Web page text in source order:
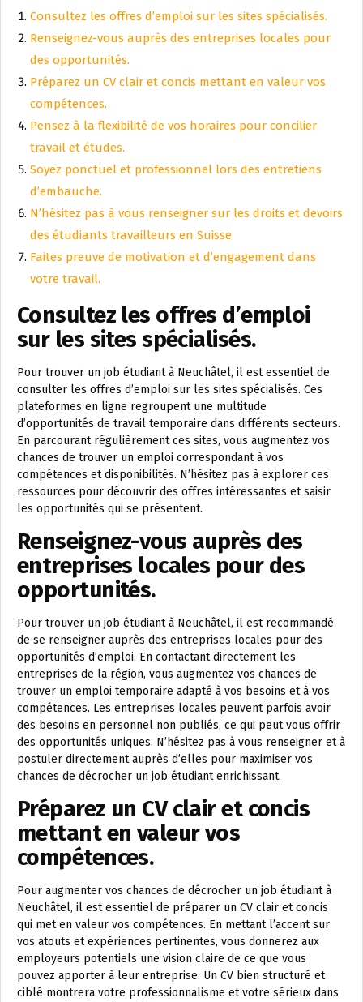
Consultez les offres d’emploi sur les sites spécialisés.
Renseignez-vous auprès des entreprises locales pour
des opportunités.
Préparez un CV clair et concis mettant en valeur vos
compétences.
Pensez à la flexibilité de vos horaires pour concilier
travail et études.
Soyez ponctuel et professionnel lors des entretiens
d’embauche.
N’hésitez pas à vous renseigner sur les droits et devoirs
des étudiants travailleurs en Suisse.
Faites preuve de motivation et d’engagement dans
votre travail.
Consultez les offres d’emploi
sur les sites spécialisés.
Pour trouver un job étudiant à Neuchâtel, il est essentiel de
consulter les offres d’emploi sur les sites spécialisés. Ces
plateformes en ligne regroupent une multitude
d’opportunités de travail temporaire dans différents secteurs.
En parcourant régulièrement ces sites, vous augmentez vos
chances de trouver un emploi correspondant à vos
compétences et disponibilités. N’hésitez pas à explorer ces
ressources pour découvrir des offres intéressantes et saisir
les opportunités qui se présentent.
Renseignez-vous auprès des
entreprises locales pour des
opportunités.
Pour trouver un job étudiant à Neuchâtel, il est recommandé
de se renseigner auprès des entreprises locales pour des
opportunités d’emploi. En contactant directement les
entreprises de la région, vous augmentez vos chances de
trouver un emploi temporaire adapté à vos besoins et à vos
compétences. Les entreprises locales peuvent parfois avoir
des besoins en personnel non publiés, ce qui peut vous offrir
des opportunités uniques. N’hésitez pas à vous renseigner et à
postuler directement auprès d’elles pour maximiser vos
chances de décrocher un job étudiant enrichissant.
Préparez un CV clair et concis
mettant en valeur vos
compétences.
Pour augmenter vos chances de décrocher un job étudiant à
Neuchâtel, il est essentiel de préparer un CV clair et concis
qui met en valeur vos compétences. En mettant l’accent sur
vos atouts et expériences pertinentes, vous donnerez aux
employeurs potentiels une vision claire de ce que vous
pouvez apporter à leur entreprise. Un CV bien structuré et
ciblé montrera votre professionnalisme et votre sérieux dans